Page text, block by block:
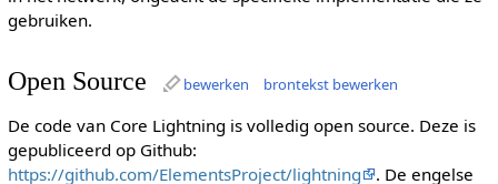
gebruiken.
Open Source bewerken brontekst bewerken
De code van Core Lightning is volledig open source. Deze is
gepubliceerd op Github:
https://github.com/ElementsProject/lightning
. De engelse